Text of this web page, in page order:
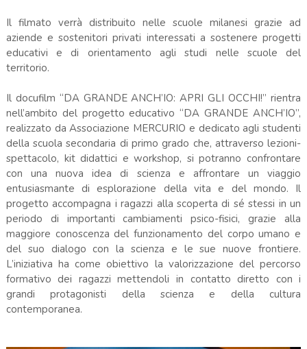
Il filmato verrà distribuito nelle scuole milanesi grazie ad
aziende e sostenitori privati interessati a sostenere progetti
educativi e di orientamento agli studi nelle scuole del
territorio.
Il docufilm “DA GRANDE ANCH’IO: APRI GLI OCCHI!” rientra
nell’ambito del progetto educativo “DA GRANDE ANCH’IO”,
realizzato da Associazione MERCURIO e dedicato agli studenti
della scuola secondaria di primo grado che, attraverso lezioni-
spettacolo, kit didattici e workshop, si potranno confrontare
con una nuova idea di scienza e affrontare un viaggio
entusiasmante di esplorazione della vita e del mondo. Il
progetto accompagna i ragazzi alla scoperta di sé stessi in un
periodo di importanti cambiamenti psico-fisici, grazie alla
maggiore conoscenza del funzionamento del corpo umano e
del suo dialogo con la scienza e le sue nuove frontiere.
L’iniziativa ha come obiettivo la valorizzazione del percorso
formativo dei ragazzi mettendoli in contatto diretto con i
grandi protagonisti della scienza e della cultura
contemporanea.